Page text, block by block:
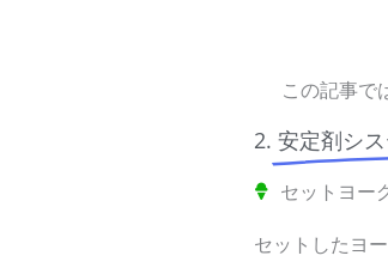
この記事で
2. 安定剤シ
セットヨー
セットしたヨ